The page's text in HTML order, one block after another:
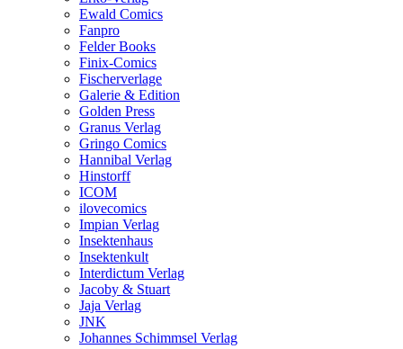
Ewald Comics
Fanpro
Felder Books
Finix-Comics
Fischerverlage
Galerie & Edition
Golden Press
Granus Verlag
Gringo Comics
Hannibal Verlag
Hinstorff
ICOM
ilovecomics
Impian Verlag
Insektenhaus
Insektenkult
Interdictum Verlag
Jacoby & Stuart
Jaja Verlag
JNK
Johannes Schimmsel Verlag